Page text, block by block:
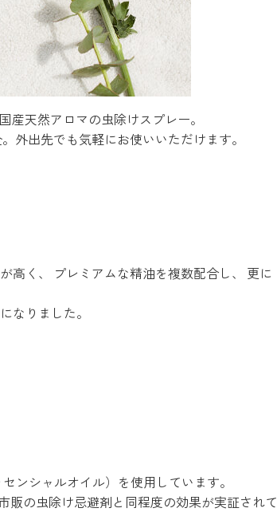
天然アロマの虫除けスプレー。
外出先でも気軽にお使いいただけます。
高く、 プレミアムな精油を複数配合し、 更に
なりました。
ンシャルオイル）を使用しています。
販の虫除け忌避剤と同程度の効果が実証されて